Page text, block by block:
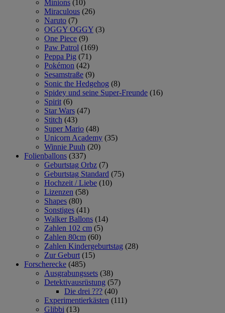
Minions (10)
Miraculous (26)
Naruto (7)
OGGY OGGY (3)
One Piece (9)
Paw Patrol (169)
Peppa Pig (71)
Pokémon (42)
Sesamstraße (9)
Sonic the Hedgehog (8)
Spidey und seine Super-Freunde (16)
Spirit (6)
Star Wars (47)
Stitch (43)
Super Mario (48)
Unicorn Academy (35)
Winnie Puuh (20)
Folienballons (337)
Geburtstag Orbz (7)
Geburtstag Standard (75)
Hochzeit / Liebe (10)
Lizenzen (58)
Shapes (80)
Sonstiges (41)
Walker Ballons (14)
Zahlen 102 cm (5)
Zahlen 80cm (60)
Zahlen Kindergeburtstag (28)
Zur Geburt (15)
Forscherecke (485)
Ausgrabungssets (38)
Detektivausrüstung (57)
Die drei ??? (40)
Experimentierkästen (111)
Glibbi (13)